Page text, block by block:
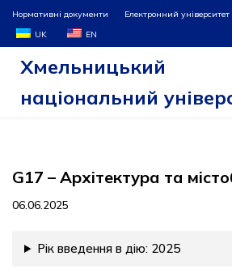
Перейти
до
Нормативні документи Електронний університет
UK
EN
Хмельницький
національний
G17 – Архітектура та
06.06.2025
Рік введення в дію: 2025